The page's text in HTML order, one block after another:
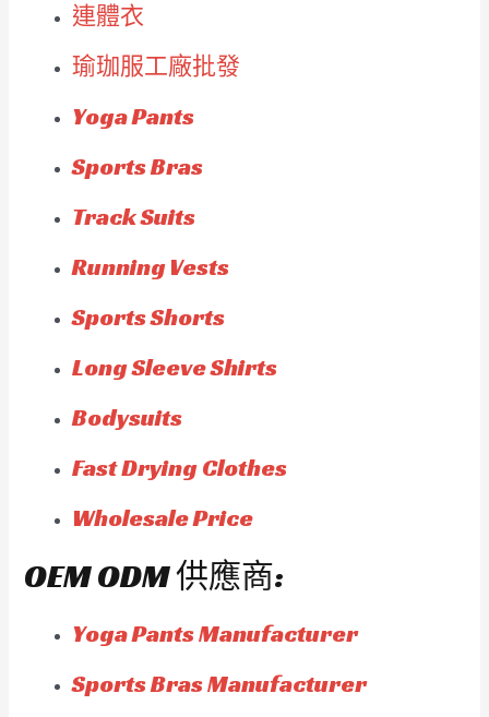
連體衣
瑜珈服工廠批發
Yoga Pants
Sports Bras
Track Suits
Running Vests
Sports Shorts
Long Sleeve Shirts
Bodysuits
Fast Drying Clothes
Wholesale Price
OEM ODM 供應商:
Yoga Pants Manufacturer
Sports Bras Manufacturer